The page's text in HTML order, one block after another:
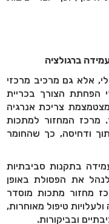
ברגולציה
אלא גם מרכיב מרכזי
הפחתת הצורך בכריית
צריכת אנרגיה
מרכז המחזור למתכות
ודחיסה, כך שהחומר
בתקנות סביבתיות
את הפסולת באופן
מחזור מתכות מוסדר
טיפול מאוחרות,
ובביקורות.